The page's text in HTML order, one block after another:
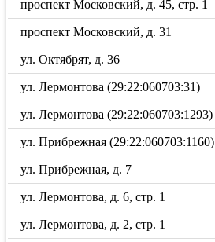
проспект Московский, д. 45, стр. 1
проспект Московский, д. 31
ул. Октябрят, д. 36
ул. Лермонтова (29:22:060703:31)
ул. Лермонтова (29:22:060703:1293)
ул. Прибрежная (29:22:060703:1160)
ул. Прибрежная, д. 7
ул. Лермонтова, д. 6, стр. 1
ул. Лермонтова, д. 2, стр. 1